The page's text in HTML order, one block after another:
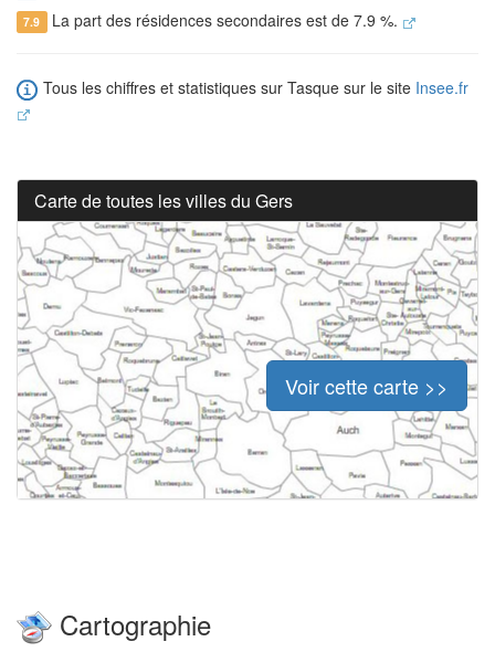
7.9 La part des résidences secondaires est de 7.9 %.
Tous les chiffres et statistiques sur Tasque sur le site Insee.fr
Carte de toutes les villes du Gers
Voir cette carte >>
Cartographie